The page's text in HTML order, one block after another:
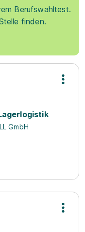
Berufswahltest.
finden.
GmbH